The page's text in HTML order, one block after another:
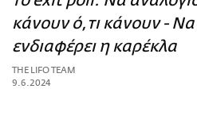
ΑΜΠΑ
PRINT
κάνουν ό,τι κάνουν -
ενδιαφέρει η καρέκλα
THE LIFO TEAM
9.6.2024